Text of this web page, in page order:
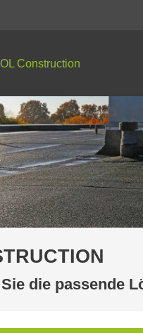
die passende